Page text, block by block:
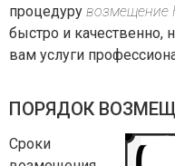
процедуру возмещение
быстро и качественно,
вам услуги
ПОРЯДОК
Сроки